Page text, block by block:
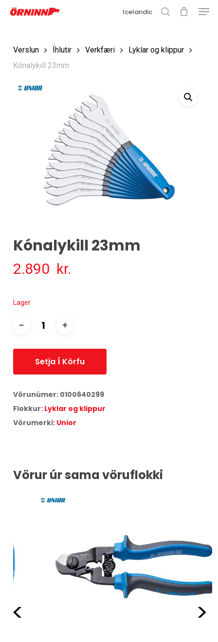
Fara
Loka
Icelandic
Verslun Íhlutir Verkfæri
Lyklar og klippur
Kónalykill 23mm
Kónalykill 23mm
2.890 kr.
Lager
Setja Í Körfu
Vörunúmer: 0100640299
Flokkur: Lyklar og klippur
Vörumerki: Unior
Vörur úr sama vöruflokki